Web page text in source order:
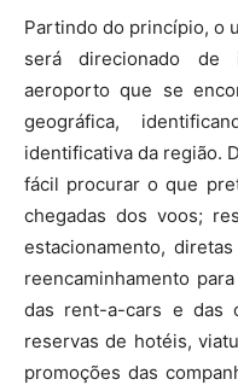
Partindo do princípio, o
será direcionado
aeroporto que se
geográfica,
identificativa da região.
fácil procurar o que
chegadas dos voos;
estacionamento,
reencaminhamento
das rent-a-cars e das
reservas de hotéis,
promoções das